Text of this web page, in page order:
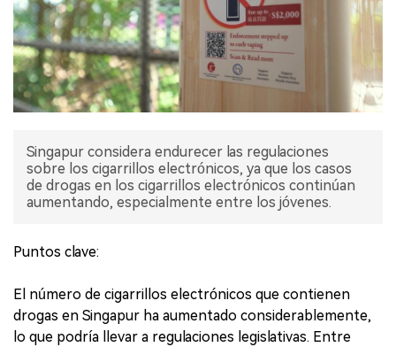
ENTREVISTA
Singapur considera endurecer las regulaciones
sobre los cigarrillos electrónicos, ya que los casos
de drogas en los cigarrillos electrónicos continúan
aumentando, especialmente entre los jóvenes.
Puntos clave:
El número de cigarrillos electrónicos que contienen
drogas en Singapur ha aumentado considerablemente,
lo que podría llevar a regulaciones legislativas. Entre